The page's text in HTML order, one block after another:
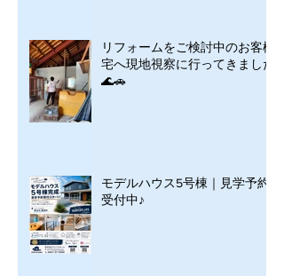
リフォームをご検討中のお客様
宅へ現地視察に行ってきました
🌊🚗
モデルハウス5号棟｜見学予約
受付中♪